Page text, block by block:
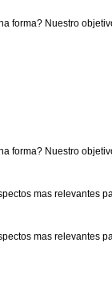
forma? Nuestro
forma? Nuestro
mas relevantes
mas relevantes